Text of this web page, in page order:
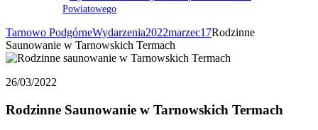
Powiatowego
Tarnowo PodgórneWydarzenia2022marzec17Rodzinne
Saunowanie w Tarnowskich Termach
26/03/2022
Rodzinne Saunowanie w Tarnowskich Termach